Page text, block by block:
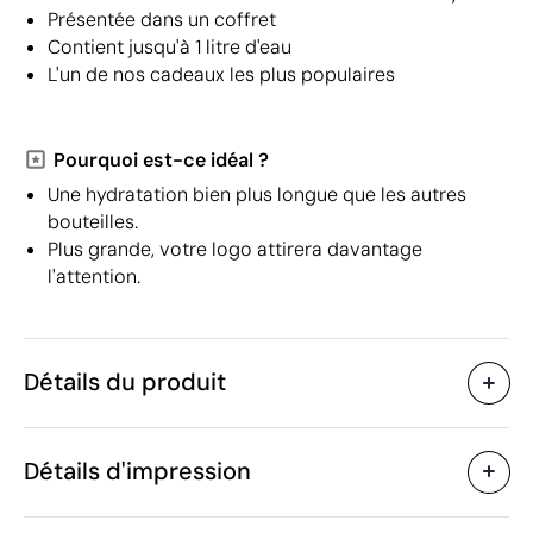
Présentée dans un coffret
Contient jusqu'à 1 litre d'eau
L'un de nos cadeaux les plus populaires
Pourquoi est-ce idéal ?
Une hydratation bien plus longue que les autres
bouteilles.
Plus grande, votre logo attirera davantage
l'attention.
Détails du produit
Caractéristiques
Code du produit
Détails d'impression